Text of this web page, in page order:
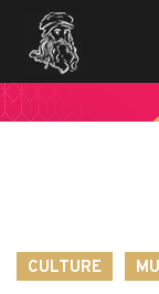
// Variables des
=
CULTURE